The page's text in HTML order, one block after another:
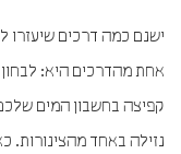
ישנם כמה דרכים שיעזרו
אחת מהדרכים היא:
קפיצה בחשבון המים
נזילה באחד מהצינורות.